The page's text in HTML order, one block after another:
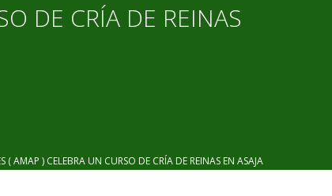
DE CRÍA DE REINAS
) CELEBRA UN CURSO DE CRÍA DE REINAS EN ASAJA